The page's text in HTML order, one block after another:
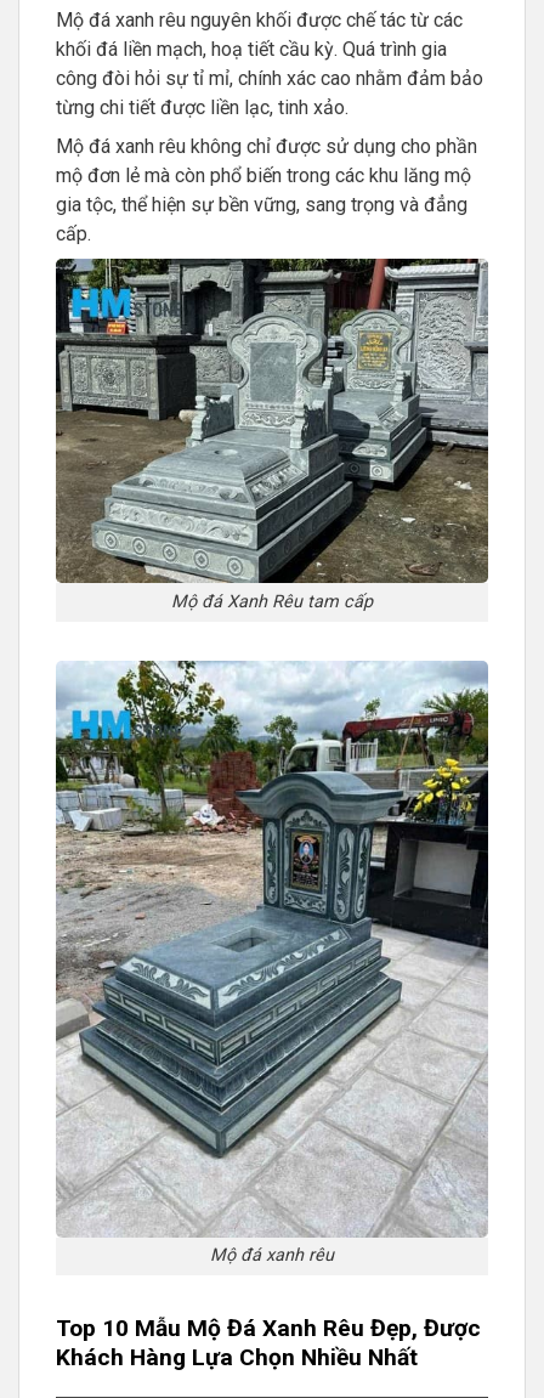
Mộ đá xanh rêu nguyên khối được chế tác từ các
khối đá liền mạch, hoạ tiết cầu kỳ. Quá trình gia
công đòi hỏi sự tỉ mỉ, chính xác cao nhằm đảm bảo
từng chi tiết được liền lạc, tinh xảo.
Mộ đá xanh rêu không chỉ được sử dụng cho phần
mộ đơn lẻ mà còn phổ biến trong các khu lăng mộ
gia tộc, thể hiện sự bền vững, sang trọng và đẳng
cấp.
Mộ đá Xanh Rêu tam cấp
Mộ đá xanh rêu
Top 10 Mẫu Mộ Đá Xanh Rêu Đẹp, Được
Khách Hàng Lựa Chọn Nhiều Nhất